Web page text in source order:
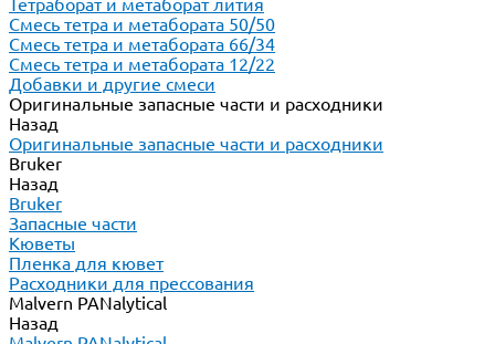
Тетраборат и метаборат лития
Смесь тетра и метабората 50/50
Смесь тетра и метабората 66/34
Смесь тетра и метабората 12/22
Добавки и другие смеси
Оригинальные запасные части и расходники
Назад
Оригинальные запасные части и расходники
Bruker
Назад
Bruker
Запасные части
Кюветы
Пленка для кювет
Расходники для прессования
Malvern PANalytical
Назад